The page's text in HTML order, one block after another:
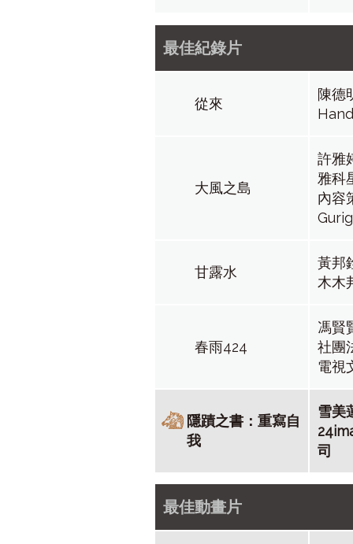
最佳紀錄片
從來
陳德
大風之島
許雅
雅科
內容
甘露水
黃邦
木木
春雨424
馮賢
社團
電視
隱蹟之書：重寫自
我
雪美
司
最佳動畫片